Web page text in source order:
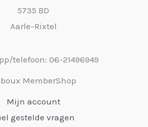
5735 BD
Aarle-Rixtel
telefoon: 06-21496949
MemberShop
Mijn account
gestelde vragen